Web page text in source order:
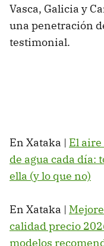
Vasca, Galicia y
una penetración
testimonial.
En Xataka | El
de agua cada día:
ella (y lo que no)
En Xataka |
calidad precio
modelos